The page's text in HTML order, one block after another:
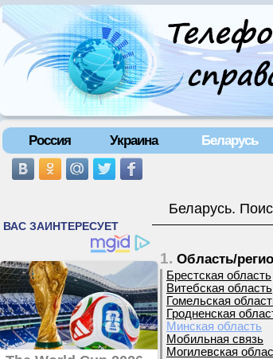
Россия Украина Беларусь
Беларусь.
1. Область/
Брестская область
Витебская область
Гомельская
Гродненская
Минская область
Мобильная связь
Могилевская